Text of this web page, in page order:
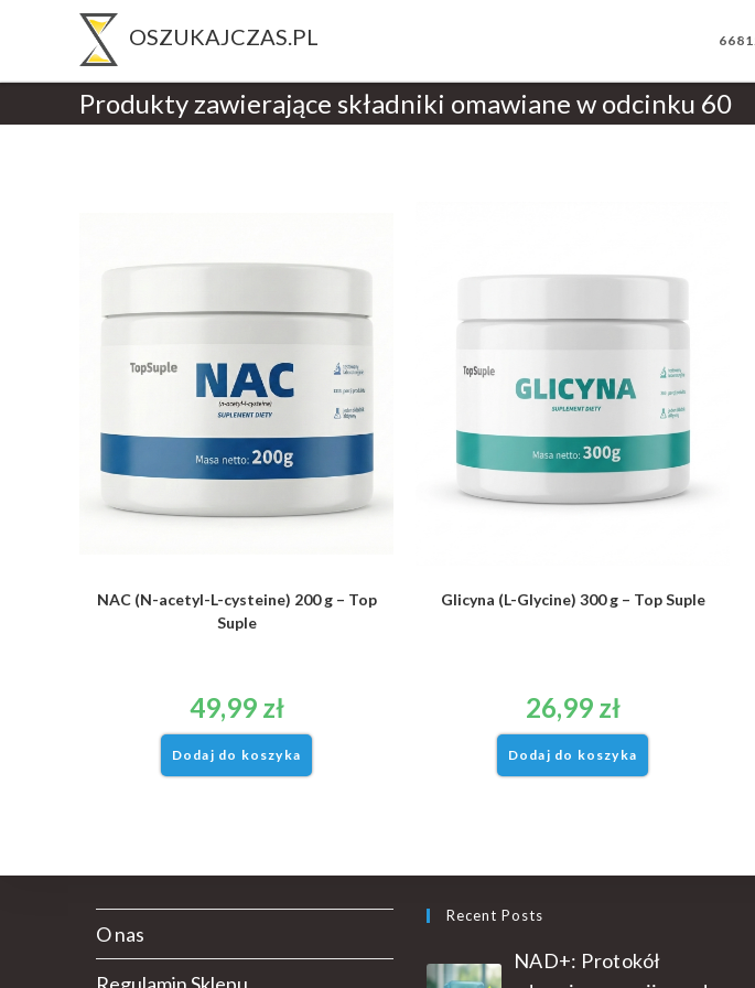
Produkty zawierające składniki omawiane w odcinku 60
NAC (N-acetyl-L-cysteine) 200 g – Top
Suple
49,99 zł
Dodaj do koszyka
Glicyna (L-Glycine) 300 g – Top Suple
26,99 zł
Dodaj do koszyka
O nas
Recent Posts
NAD+: Protokół